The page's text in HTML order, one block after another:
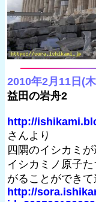
2010年2月11日(
益田の岩舟2
http://
さんより
四隅のイシカミが
イシカミノ原子
がることができて
http://